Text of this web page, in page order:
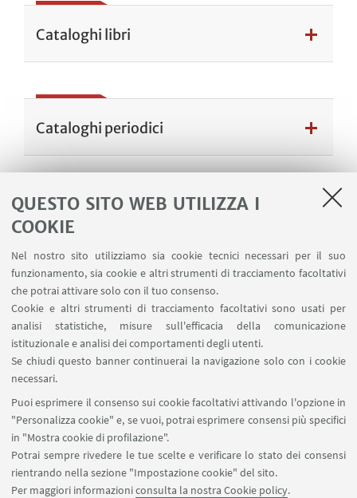
QUESTO SITO WEB UTILIZZA I
COOKIE
Nel nostro sito utilizziamo sia cookie tecnici necessari per il suo
funzionamento, sia cookie e altri strumenti di tracciamento facoltativi
che potrai attivare solo con il tuo consenso.
Cookie e altri strumenti di tracciamento facoltativi sono usati per
analisi statistiche, misure sull'efficacia della comunicazione
istituzionale e analisi dei comportamenti degli utenti.
Se chiudi questo banner continuerai la navigazione solo con i cookie
necessari.
Puoi esprimere il consenso sui cookie facoltativi attivando l'opzione in
"Personalizza cookie" e, se vuoi, potrai esprimere consensi più specifici
in "Mostra cookie di profilazione".
Potrai sempre rivedere le tue scelte e verificare lo stato dei consensi
rientrando nella sezione "Impostazione cookie" del sito.
Per maggiori informazioniconsulta la nostra Cookie policy.
Cataloghi libri
Cataloghi periodici
Cataloghi cumulativi
VEDI ANCHE
La nostra App
Con l'app SBN UBO puoi consultare il catalogo
del Polo Bolognese direttamente dallo